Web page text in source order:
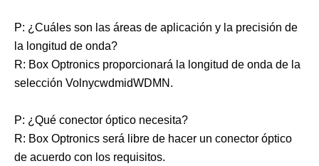
P: ¿Cuáles son las áreas de aplicación y la precisión de
la longitud de onda?
R: Box Optronics proporcionará la longitud de onda de la
selección VolnycwdmidWDMN.
P: ¿Qué conector óptico necesita?
R: Box Optronics será libre de hacer un conector óptico
de acuerdo con los requisitos.